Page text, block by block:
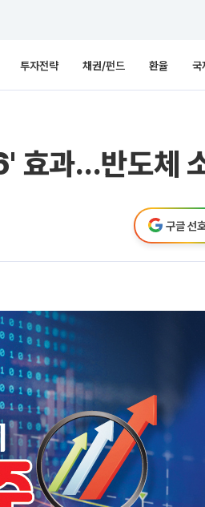
투자전략 채권/펀드 환율 국
과…반도체 소
구글 선